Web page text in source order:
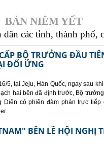
BẢN NIÊM YẾT
các tỉnh, thành phố,
BỘ TRƯỞNG ĐẦU
ĐỐI ỨNG
5, tại Jeju, Hàn Quốc, ngay sau
hai bên đã định trước, Bộ
Diên có phiên đàm phán trực
BÊN LỀ HỘI